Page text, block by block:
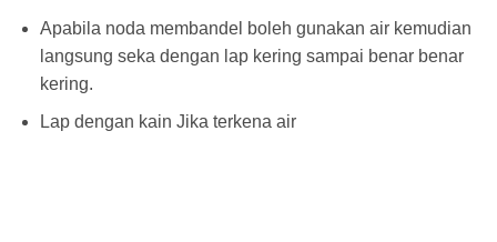
Apabila noda membandel boleh gunakan air kemudian
langsung seka dengan lap kering sampai benar benar
kering.
Lap dengan kain Jika terkena air